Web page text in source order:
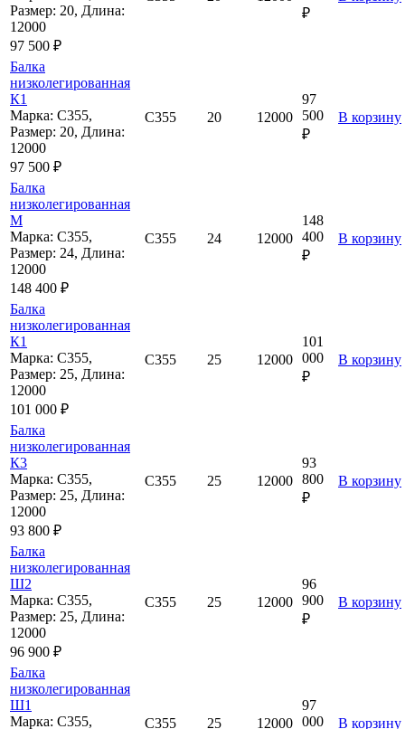
Размер: 20, Длина:
12000
97 500 ₽
₽
Балка
низколегированная
К1
Марка: С355,
Размер: 20, Длина:
12000
97 500 ₽
С355 20 12000
97
500
₽
В корзину
Балка
низколегированная
М
Марка: С355,
Размер: 24, Длина:
12000
148 400 ₽
С355 24 12000
148
400
₽
В корзину
Балка
низколегированная
К1
Марка: С355,
Размер: 25, Длина:
12000
101 000 ₽
С355 25 12000
101
000
₽
В корзину
Балка
низколегированная
К3
Марка: С355,
Размер: 25, Длина:
12000
93 800 ₽
С355 25 12000
93
800
₽
В корзину
Балка
низколегированная
Ш2
Марка: С355,
Размер: 25, Длина:
12000
96 900 ₽
С355 25 12000
96
900
₽
В корзину
Балка
низколегированная
Ш1
Марка: С355,
С355 25 12000
97
000
В корзину